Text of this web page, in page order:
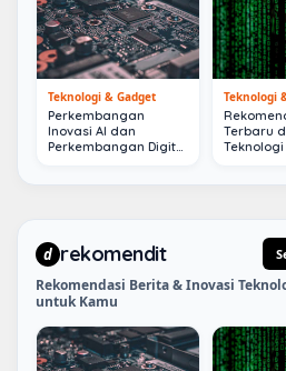
Teknologi & Gadget
Perkembangan
Inovasi AI dan
Perkembangan Digital
Teknologi
Terbaru
d rekomendit
Rekomendasi Berita & Inovasi
untuk Kamu